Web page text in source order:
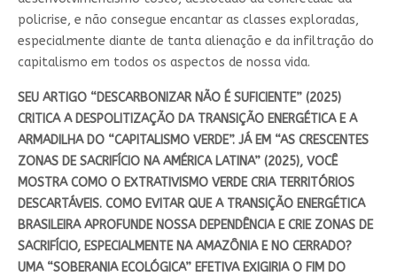
policrise, e não consegue encantar as classes exploradas,
especialmente diante de tanta alienação e da infiltração do
capitalismo em todos os aspectos de nossa vida.
SEU ARTIGO “DESCARBONIZAR NÃO É SUFICIENTE” (2025)
CRITICA A DESPOLITIZAÇÃO DA TRANSIÇÃO ENERGÉTICA E A
ARMADILHA DO “CAPITALISMO VERDE”. JÁ EM “AS CRESCENTES
ZONAS DE SACRIFÍCIO NA AMÉRICA LATINA” (2025), VOCÊ
MOSTRA COMO O EXTRATIVISMO VERDE CRIA TERRITÓRIOS
DESCARTÁVEIS. COMO EVITAR QUE A TRANSIÇÃO ENERGÉTICA
BRASILEIRA APROFUNDE NOSSA DEPENDÊNCIA E CRIE ZONAS DE
SACRIFÍCIO, ESPECIALMENTE NA AMAZÔNIA E NO CERRADO?
UMA “SOBERANIA ECOLÓGICA” EFETIVA EXIGIRIA O FIM DO